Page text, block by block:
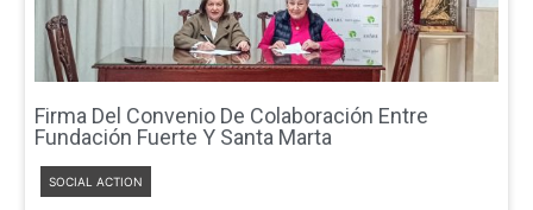
Firma Del Convenio De Colaboración Entre
Fundación Fuerte Y Santa Marta
SOCIAL ACTION